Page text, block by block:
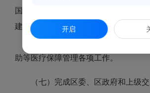
国医保异地就医即时结算政策和费用
建立健全医疗保障关系转移接续制度。
（六）承担辖区基本医疗保险、生
助等医疗保障管理各项工作。
（七）完成区委、区政府和上级交
开启